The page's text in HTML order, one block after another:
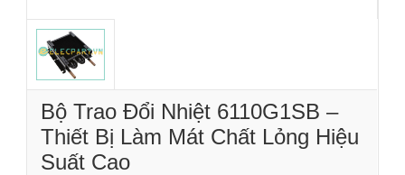
Bộ Trao Đổi Nhiệt 6110G1SB –
Thiết Bị Làm Mát Chất Lỏng Hiệu
Suất Cao